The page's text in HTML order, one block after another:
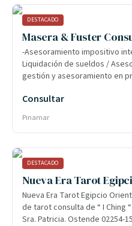
DESTACADO
Masera & Fuster
-Asesoramiento impositivo
Liquidación de sueldos /
gestión y asesoramiento en procesos administrativos + 54 9
11 5622-7101
1371, B7167 Pinamar, Bs As.
Consultar
Pinamar
DESTACADO
Nueva Era Tarot
Nueva Era Tarot Egipcio
de tarot consulta de “ I Ching
Sra. Patricia. Ostende